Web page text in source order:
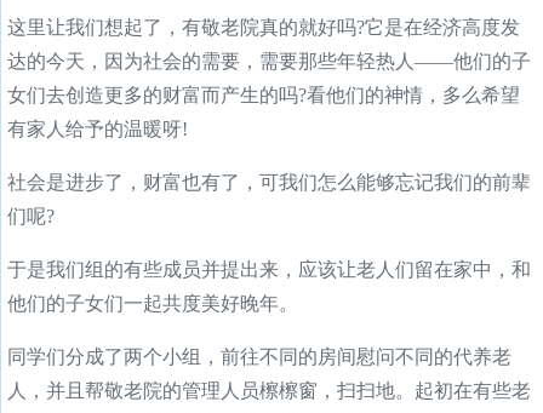
这里让我们想起了，有敬老院真的就好吗?它是在经济高度发
达的今天，因为社会的需要，需要那些年轻热人——他们的子
女们去创造更多的财富而产生的吗?看他们的神情，多么希望
有家人给予的温暖呀!
社会是进步了，财富也有了，可我们怎么能够忘记我们的前辈
们呢?
于是我们组的有些成员并提出来，应该让老人们留在家中，和
他们的子女们一起共度美好晚年。
同学们分成了两个小组，前往不同的房间慰问不同的代养老
人，并且帮敬老院的管理人员檫檫窗，扫扫地。起初在有些老